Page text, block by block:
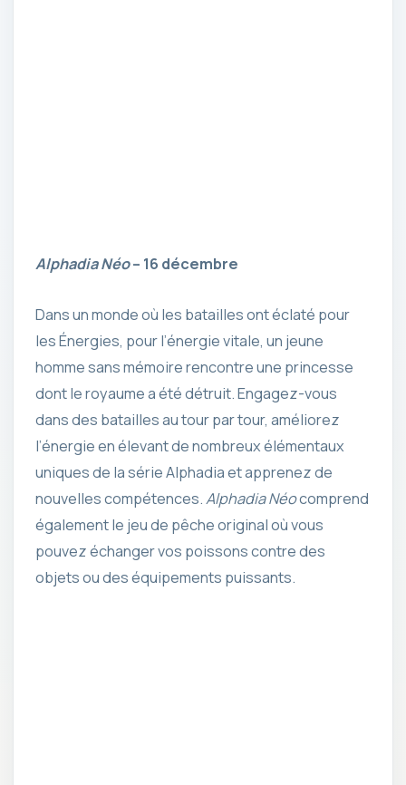
Alphadia Néo– 16 décembre
Dans un monde où les batailles ont éclaté pour
les Énergies, pour l’énergie vitale, un jeune
homme sans mémoire rencontre une princesse
dont le royaume a été détruit. Engagez-vous
dans des batailles au tour par tour, améliorez
l’énergie en élevant de nombreux élémentaux
uniques de la série Alphadia et apprenez de
nouvelles compétences.Alphadia Néocomprend
également le jeu de pêche original où vous
pouvez échanger vos poissons contre des
objets ou des équipements puissants.